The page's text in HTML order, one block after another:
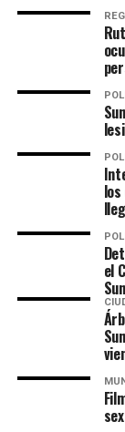
el